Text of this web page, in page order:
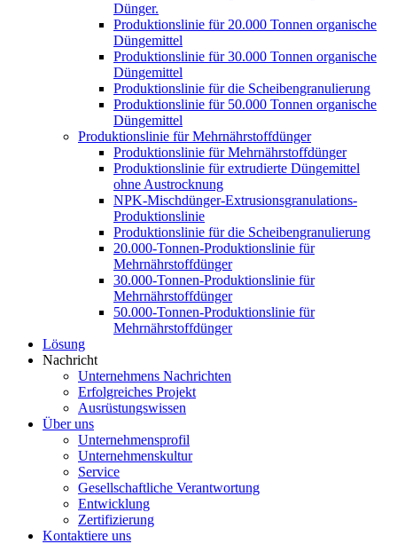
Dünger.
Produktionslinie für 20.000 Tonnen organische
Düngemittel
Produktionslinie für 30.000 Tonnen organische
Düngemittel
Produktionslinie für die Scheibengranulierung
Produktionslinie für 50.000 Tonnen organische
Düngemittel
Produktionslinie für Mehrnährstoffdünger
Produktionslinie für Mehrnährstoffdünger
Produktionslinie für extrudierte Düngemittel
ohne Austrocknung
NPK-Mischdünger-Extrusionsgranulations-
Produktionslinie
Produktionslinie für die Scheibengranulierung
20.000-Tonnen-Produktionslinie für
Mehrnährstoffdünger
30.000-Tonnen-Produktionslinie für
Mehrnährstoffdünger
50.000-Tonnen-Produktionslinie für
Mehrnährstoffdünger
Lösung
Nachricht
Unternehmens Nachrichten
Erfolgreiches Projekt
Ausrüstungswissen
Über uns
Unternehmensprofil
Unternehmenskultur
Service
Gesellschaftliche Verantwortung
Entwicklung
Zertifizierung
Kontaktiere uns